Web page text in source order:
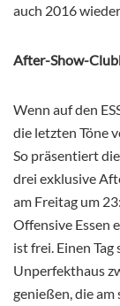
auch 2016
After-Show-
Wenn auf den
die letzten Töne
So präsentiert
drei exklusive
am Freitag um
Offensive Essen
ist frei. Einen
Unperfekthaus
genießen, die am